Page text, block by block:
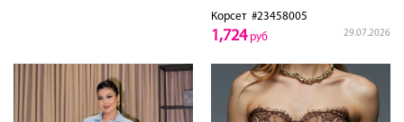
Корсет#23458005
29.07.2026
1,724руб